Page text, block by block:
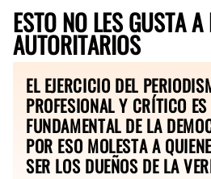
ESTO NO LES GUSTA A
AUTORITARIOS
EL EJERCICIO DEL
PROFESIONAL Y CRÍTICO
FUNDAMENTAL DE LA
POR ESO MOLESTA A
SER LOS DUEÑOS DE LA